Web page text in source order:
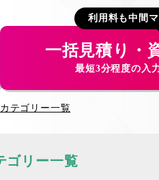
利用料も中間
一括見積り・
最短3分程度の入
カテゴリー一覧
ゴリー一覧